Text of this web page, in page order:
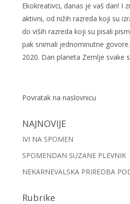
Ekokreativci, danas je vaš dan! I
aktivni, od nižih razreda koji su
do viših razreda koji su pisali
pak snimali jednominutne
2020. Dan planeta Zemlje svake
Povratak na naslovnicu
NAJNOVIJE
IVI NA SPOMEN
SPOMENDAN SUZANE PLEVNIK
NEKARNEVALSKA PRIREDBA
Rubrike